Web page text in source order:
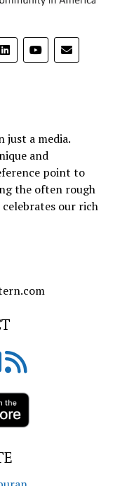
just a media.
and
point to
the often rough
our rich